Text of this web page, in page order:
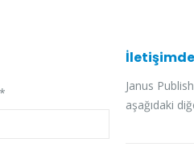
İletişimde
Janus
aşağıdaki